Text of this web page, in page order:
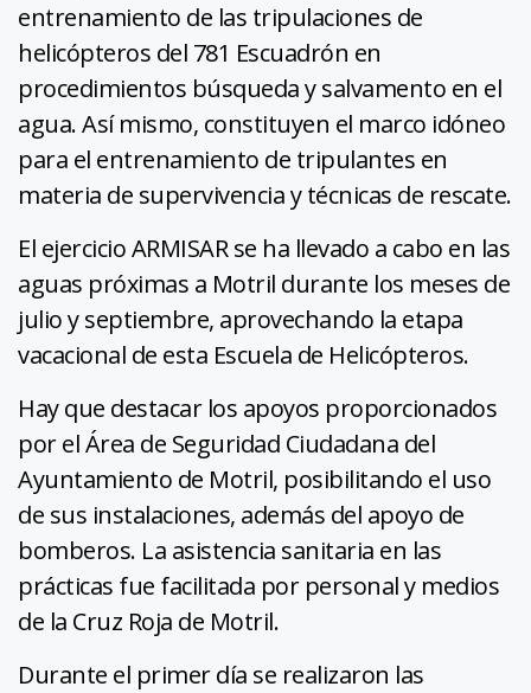
entrenamiento de las tripulaciones de
helicópteros del 781 Escuadrón en
procedimientos búsqueda y salvamento en el
agua. Así mismo, constituyen el marco idóneo
para el entrenamiento de tripulantes en
materia de supervivencia y técnicas de rescate.
El ejercicio ARMISAR se ha llevado a cabo en las
aguas próximas a Motril durante los meses de
julio y septiembre, aprovechando la etapa
vacacional de esta Escuela de Helicópteros.
Hay que destacar los apoyos proporcionados
por el Área de Seguridad Ciudadana del
Ayuntamiento de Motril, posibilitando el uso
de sus instalaciones, además del apoyo de
bomberos. La asistencia sanitaria en las
prácticas fue facilitada por personal y medios
de la Cruz Roja de Motril.
Durante el primer día se realizaron las